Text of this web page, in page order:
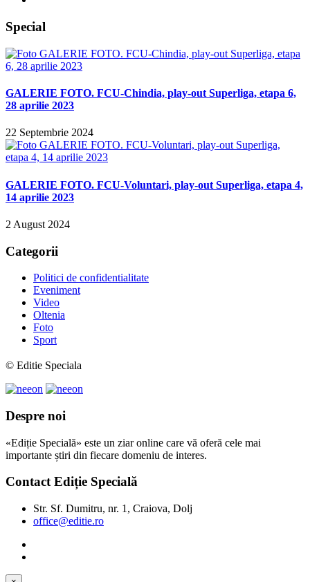
Special
GALERIE FOTO. FCU-Chindia, play-out Superliga, etapa 6,
28 aprilie 2023
22 Septembrie 2024
GALERIE FOTO. FCU-Voluntari, play-out Superliga, etapa 4,
14 aprilie 2023
2 August 2024
Categorii
Politici de confidentialitate
Eveniment
Video
Oltenia
Foto
Sport
© Editie Speciala
Despre noi
«Ediție Specială» este un ziar online care vă oferă cele mai
importante știri din fiecare domeniu de interes.
Contact Ediție Specială
Str. Sf. Dumitru, nr. 1, Craiova, Dolj
office@editie.ro